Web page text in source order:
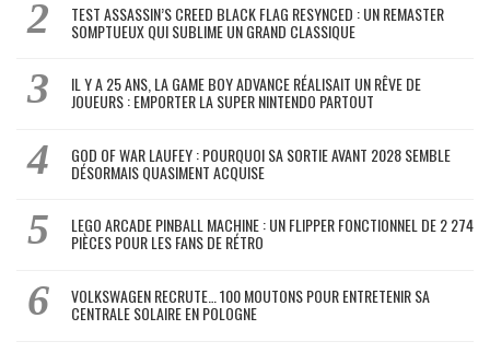
TEST ASSASSIN’S CREED BLACK FLAG RESYNCED : UN REMASTER
SOMPTUEUX QUI SUBLIME UN GRAND CLASSIQUE
IL Y A 25 ANS, LA GAME BOY ADVANCE RÉALISAIT UN RÊVE DE
JOUEURS : EMPORTER LA SUPER NINTENDO PARTOUT
GOD OF WAR LAUFEY : POURQUOI SA SORTIE AVANT 2028 SEMBLE
DÉSORMAIS QUASIMENT ACQUISE
LEGO ARCADE PINBALL MACHINE : UN FLIPPER FONCTIONNEL DE 2 274
PIÈCES POUR LES FANS DE RÉTRO
VOLKSWAGEN RECRUTE… 100 MOUTONS POUR ENTRETENIR SA
CENTRALE SOLAIRE EN POLOGNE